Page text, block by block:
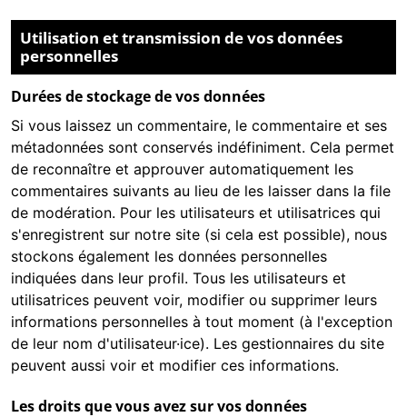
Utilisation et transmission de vos données
personnelles
Durées de stockage de vos données
Si vous laissez un commentaire, le commentaire et ses
métadonnées sont conservés indéfiniment. Cela permet
de reconnaître et approuver automatiquement les
commentaires suivants au lieu de les laisser dans la file
de modération. Pour les utilisateurs et utilisatrices qui
s'enregistrent sur notre site (si cela est possible), nous
stockons également les données personnelles
indiquées dans leur profil. Tous les utilisateurs et
utilisatrices peuvent voir, modifier ou supprimer leurs
informations personnelles à tout moment (à l'exception
de leur nom d'utilisateur·ice). Les gestionnaires du site
peuvent aussi voir et modifier ces informations.
Les droits que vous avez sur vos données